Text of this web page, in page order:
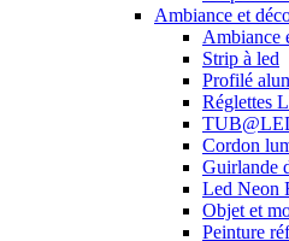
Ambiance et
Ambiance
Strip à led
Profilé
Réglettes
Cordon
Guirlande
Led Neon
Objet et
Peinture